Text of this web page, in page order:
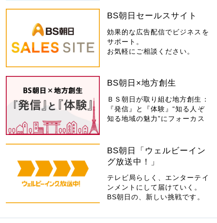
BS朝日セールスサイト
効果的な広告配信でビジネスを
サポート。
お気軽にご相談ください。
BS朝日×地方創生
ＢＳ朝日が取り組む地方創生：
『発信』と『体験』“知る人ぞ
知る地域の魅力”にフォーカス
BS朝日「ウェルビーイン
グ放送中！」
テレビ局らしく、エンターテイ
ンメントにして届けていく。
BS朝日の、新しい挑戦です。